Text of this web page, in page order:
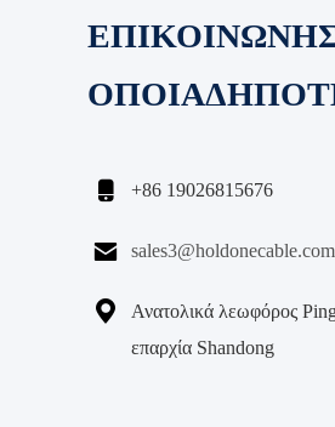
 +86 19026815676
 sales3@holdonecable.com

Ανατολικά λεωφόρος
επαρχία Shandong